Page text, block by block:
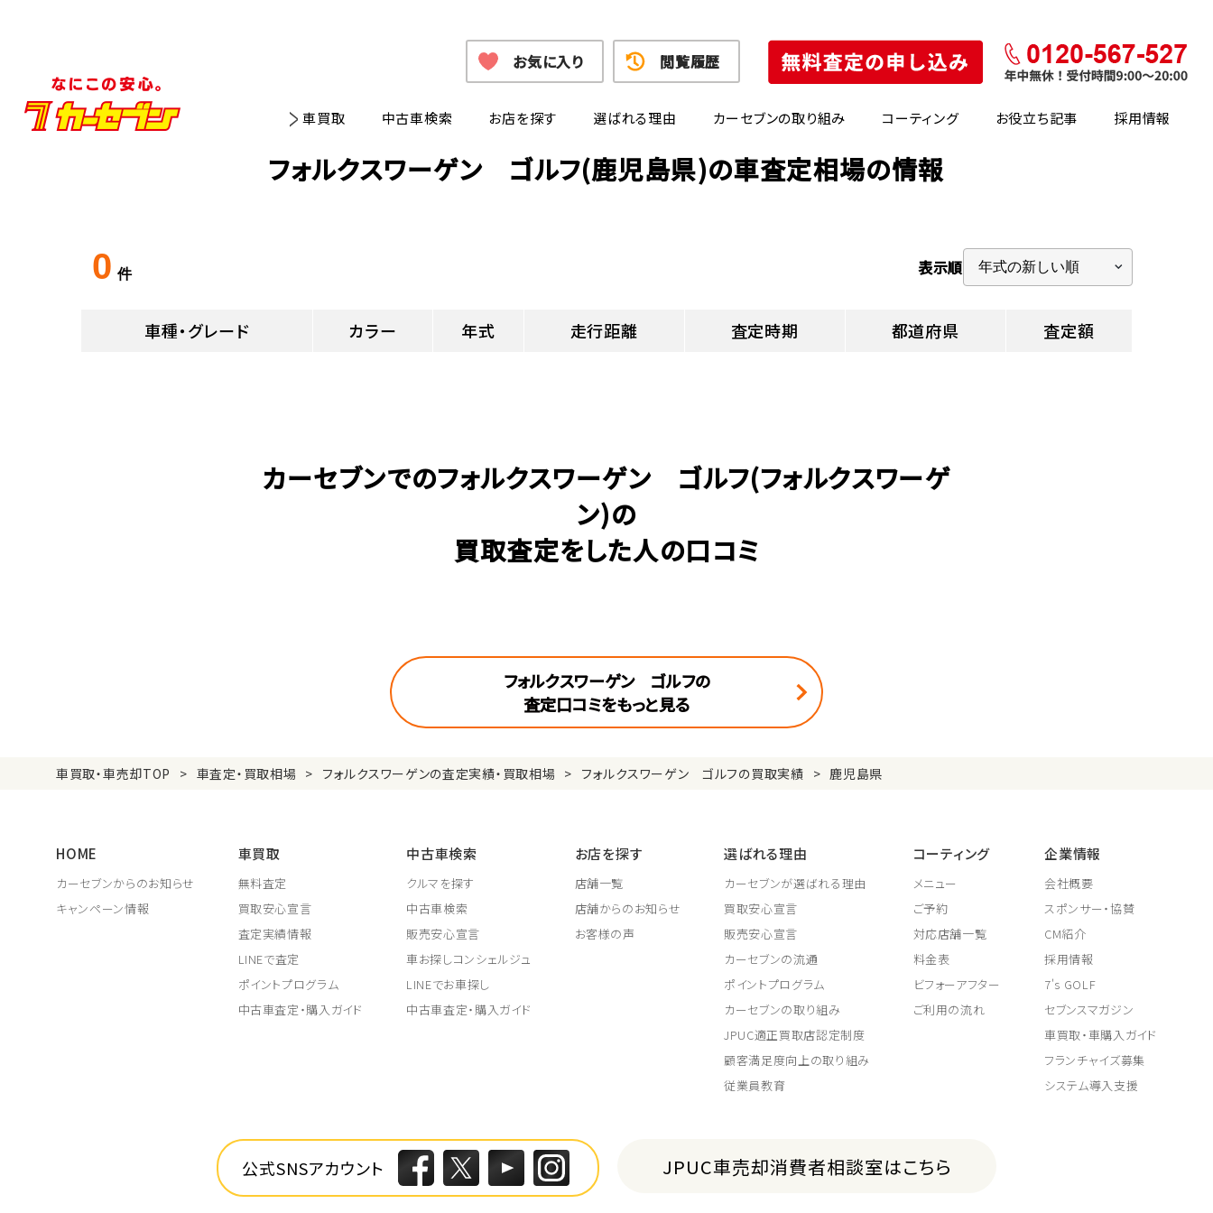
車買取 中古車検索 お店を探す 選ばれる理由 カーセブンの取り組み コーティング お役立ち記事 採用情報
お気に入り 閲覧履歴
フォルクスワーゲン ゴルフ(鹿児島県)の車査定相場の情報
0 件 表示順
車種・グレード カラー 年式 走行距離 査定時期 都道府県 査定額
カーセブンでのフォルクスワーゲン ゴルフ(フォルクスワーゲ
ン)の
買取査定をした人の口コミ
フォルクスワーゲン ゴルフの
査定口コミをもっと見る
車買取・車売却TOP 車査定・買取相場 フォルクスワーゲンの査定実績・買取相場 フォルクスワーゲン ゴルフの買取実績 鹿児島県
HOME
カーセブンからのお知らせ
キャンペーン情報
車買取
無料査定
買取安心宣言
査定実績情報
LINEで査定
ポイントプログラム
中古車査定・購入ガイド
中古車検索
クルマを探す
中古車検索
販売安心宣言
車お探しコンシェルジュ
LINEでお車探し
中古車査定・購入ガイド
お店を探す
店舗一覧
店舗からのお知らせ
お客様の声
選ばれる理由
カーセブンが選ばれる理由
買取安心宣言
販売安心宣言
カーセブンの流通
ポイントプログラム
カーセブンの取り組み
JPUC適正買取店認定制度
顧客満足度向上の取り組み
従業員教育
コーティング
メニュー
ご予約
対応店舗一覧
料金表
ビフォーアフター
ご利用の流れ
企業情報
会社概要
スポンサー・協賛
CM紹介
採用情報
7's GOLF
セブンスマガジン
車買取・車購入ガイド
フランチャイズ募集
システム導入支援
公式SNSアカウント JPUC車売却消費者相談室はこちら